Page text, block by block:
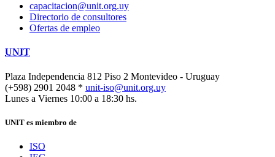
capacitacion@unit.org.uy
Directorio de consultores
Ofertas de empleo
UNIT
Plaza Independencia 812 Piso 2 Montevideo - Uruguay
(+598) 2901 2048 * unit-iso@unit.org.uy
Lunes a Viernes 10:00 a 18:30 hs.
UNIT es miembro de
ISO